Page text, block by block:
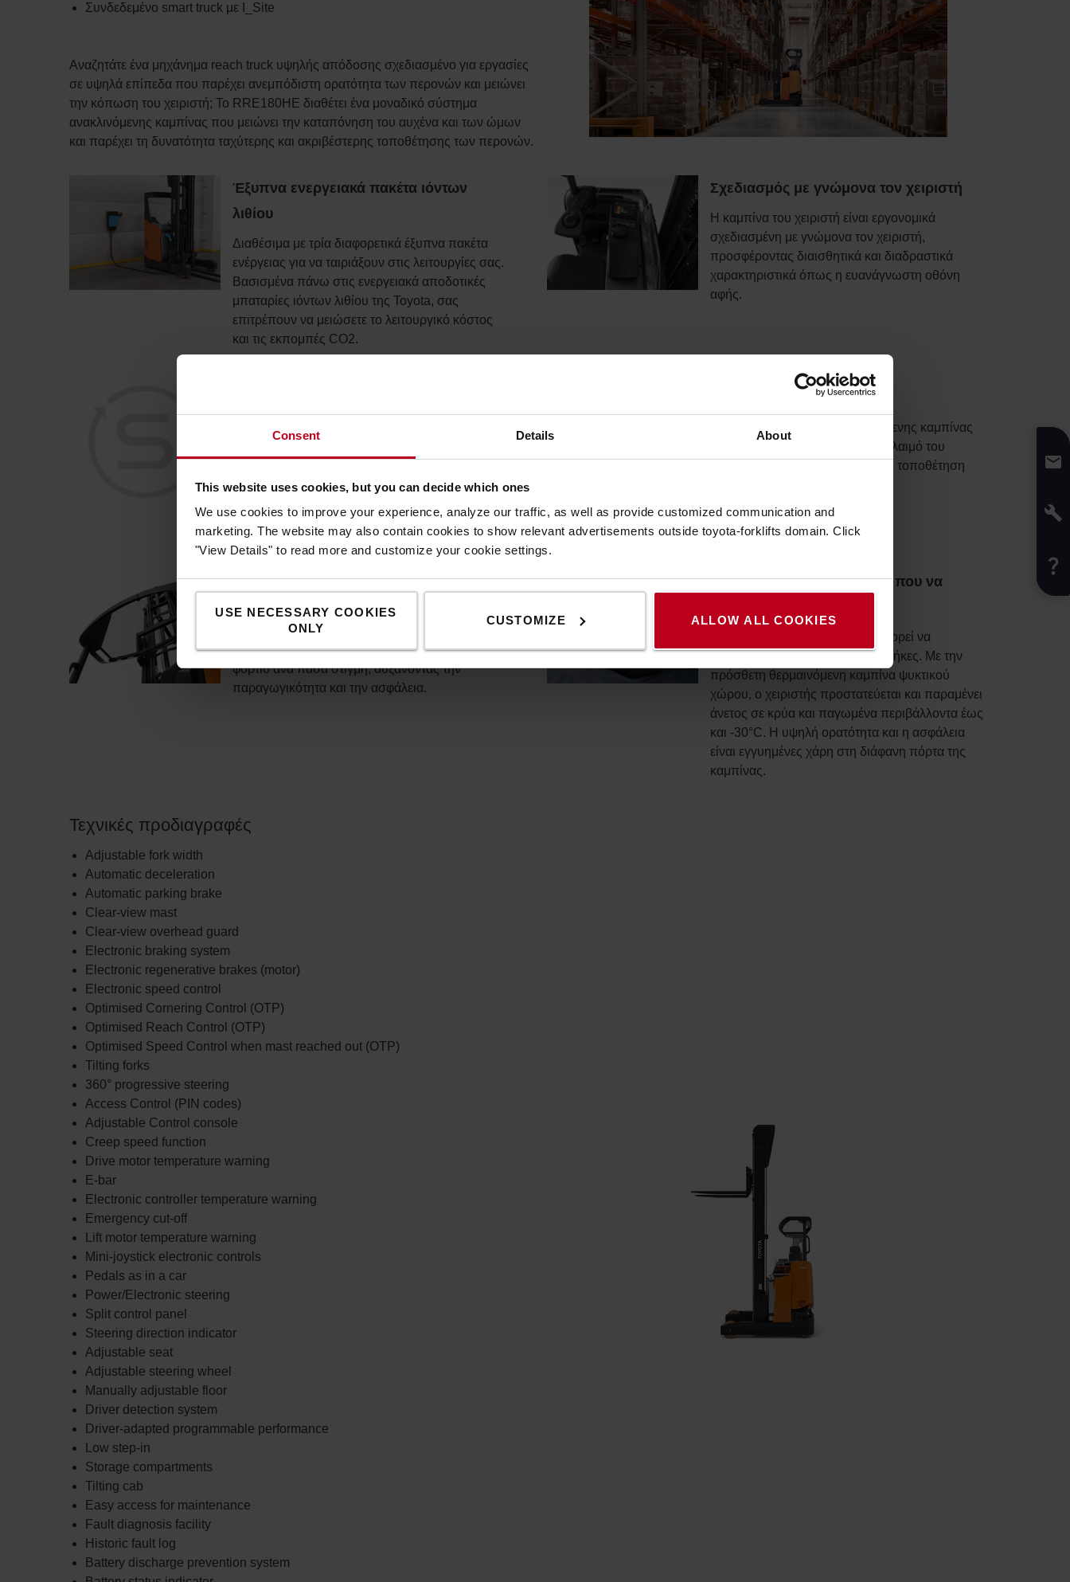
Consent Details About
This website uses cookies, but you can decide which ones
We use cookies to improve your experience, analyze our traffic, as well as provide customized communication and
marketing. The website may also contain cookies to show relevant advertisements outside toyota-forklifts domain. Click
"View Details" to read more and customize your cookie settings.
USE NECESSARY COOKIES
ONLY
CUSTOMIZE ALLOW ALL COOKIES
Συνδεδεμένο smart truck με I_Site
Αναζητάτε ένα μηχάνημα reach truck υψηλής απόδοσης σχεδιασμένο για εργασίες
σε υψηλά επίπεδα που παρέχει ανεμπόδιστη ορατότητα των περονών και μειώνει
την κόπωση του χειριστή; Το RRE180HE διαθέτει ένα μοναδικό σύστημα
ανακλινόμενης καμπίνας που μειώνει την καταπόνηση του αυχένα και των ώμων
και παρέχει τη δυνατότητα ταχύτερης και ακριβέστερης τοποθέτησης των περονών.
Έξυπνα ενεργειακά πακέτα ιόντων
λιθίου
Διαθέσιμα με τρία διαφορετικά έξυπνα πακέτα
ενέργειας για να ταιριάξουν στις λειτουργίες σας.
Βασισμένα πάνω στις ενεργειακά αποδοτικές
μπαταρίες ιόντων λιθίου της Toyota, σας
επιτρέπουν να μειώσετε το λειτουργικό κόστος
και τις εκπομπές CO2.
Σχεδιασμός με γνώμονα τον χειριστή
Η καμπίνα του χειριστή είναι εργονομικά
σχεδιασμένη με γνώμονα τον χειριστή,
προσφέροντας διαισθητικά και διαδραστικά
χαρακτηριστικά όπως η ευανάγνωστη οθόνη
αφής.
την Toyota, προσφέροντας πληροφορίες για τη
τους κραδασμούς και πολλά άλλα.
Ανακλινόμενη καμπίνα
Το μοναδικό σύστημα ανακλινόμενης καμπίνας
ελαχιστοποιεί την κόπωση στον λαιμό του
χειριστή και επιτρέπει την ακριβή τοποθέτηση
Totalview Concept
Ο καθαρός σχεδιασμός του ιστού και του φορέα
πιρουνιών σε συνδυασμό με τη διάφανη οροφή
προσφέρουν στον χειριστή εξαιρετική οπτική στο
φορτίο ανά πάσα στιγμή, αυξάνοντας την
παραγωγικότητα και την ασφάλεια.
Ψάχνετε για ένα μηχάνημα που να
Αυτό το μηχάνημα BT Reflex μπορεί να
προσαρμοστεί σε ψυκτικές αποθήκες. Με την
πρόσθετη θερμαινόμενη καμπίνα ψυκτικού
χώρου, ο χειριστής προστατεύεται και παραμένει
άνετος σε κρύα και παγωμένα περιβάλλοντα έως
και -30°C. Η υψηλή ορατότητα και η ασφάλεια
είναι εγγυημένες χάρη στη διάφανη πόρτα της
καμπίνας.
Τεχνικές προδιαγραφές
Adjustable fork width
Automatic deceleration
Automatic parking brake
Clear-view mast
Clear-view overhead guard
Electronic braking system
Electronic regenerative brakes (motor)
Electronic speed control
Optimised Cornering Control (OTP)
Optimised Reach Control (OTP)
Optimised Speed Control when mast reached out (OTP)
Tilting forks
360° progressive steering
Access Control (PIN codes)
Adjustable Control console
Creep speed function
Drive motor temperature warning
E-bar
Electronic controller temperature warning
Emergency cut-off
Lift motor temperature warning
Mini-joystick electronic controls
Pedals as in a car
Power/Electronic steering
Split control panel
Steering direction indicator
Adjustable seat
Adjustable steering wheel
Manually adjustable floor
Driver detection system
Driver-adapted programmable performance
Low step-in
Storage compartments
Tilting cab
Easy access for maintenance
Fault diagnosis facility
Historic fault log
Battery discharge prevention system